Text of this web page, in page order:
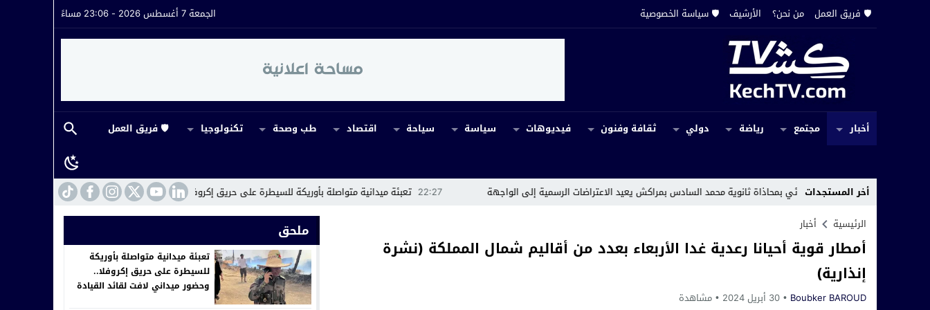
🛡️ فريق العمل من نحن؟ الأرشيف 🛡️ سياسة الخصوصية الجمعة 7 أغسطس 2026 - 23:06 مساءً
أخبار مجتمع رياضة دولي ثقافة وفنون فيديوهات سياسة سياحة اقتصاد طب وصحة تكنولوجيا 🛡️ فريق العمل
أخر المستجدات 22:27 تعبئة ميدانية متواصلة بأوريكة للسيطرة على حريق إكروفلا.. وحضور ميداني لافت لقائد القيادة 22:16 مراكش.. القضاء
تثبيت لاقط هوائي بمحاذاة ثانوية محمد السادس بمراكش يعيد الاعتراضات الرسمية إلى الواجهة
الرئيسية
أخبار
أمطار قوية أحيانا رعدية غدا الأربعاء بعدد من أقاليم شمال المملكة (نشرة
إنذارية)
Boubker BAROUD 30 أبريل 2024 مشاهدة
ملحق
تعبئة ميدانية متواصلة بأوريكة
للسيطرة على حريق إكروفلا..
وحضور ميداني لافت لقائد القيادة